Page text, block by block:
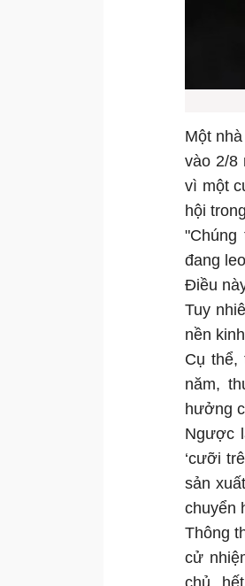
Một
vào 2/8
vì một
hội
đang
Điều
Tuy
nền
Cụ thể,
năm,
hưởng
Ngược
‘cưỡi
sản
chuyển
Thông
cử